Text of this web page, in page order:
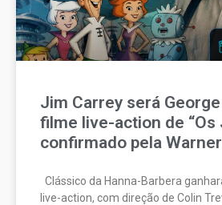
Jim Carrey será
filme live-action de “Os
confirmado pela
Clássico da Hanna-Barbera
live-action, com direção de Colin